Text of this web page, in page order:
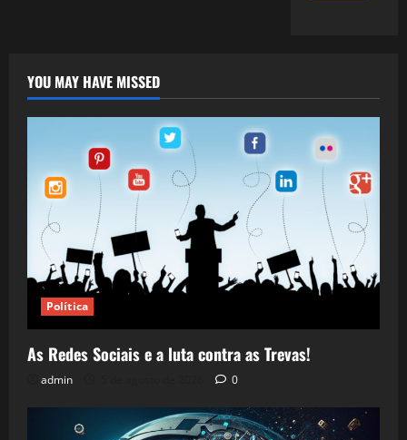
YOU MAY HAVE MISSED
Política
As Redes Sociais e a luta contra as Trevas!
admin 0